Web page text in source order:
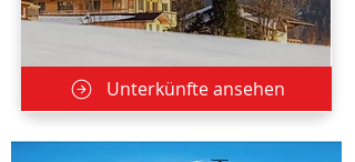
Unterkünfte ansehen